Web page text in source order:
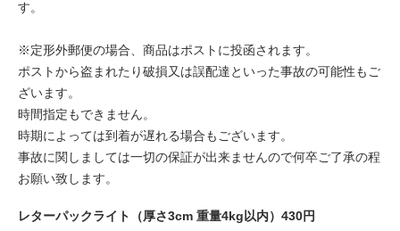
す。
※定形外郵便の場合、商品はポストに投函されます。
ポストから盗まれたり破損又は誤配達といった事故の可能性もご
ざいます。
時間指定もできません。
時期によっては到着が遅れる場合もございます。
事故に関しましては一切の保証が出来ませんので何卒ご了承の程
お願い致します。
レターパックライト（厚さ3cm 重量4kg以内）430円